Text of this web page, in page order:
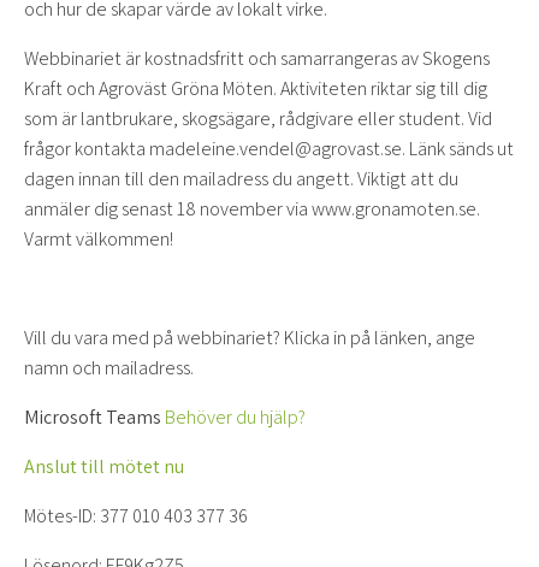
och hur de skapar värde av lokalt virke.
Webbinariet är kostnadsfritt och samarrangeras av Skogens
Kraft och Agroväst Gröna Möten. Aktiviteten riktar sig till dig
som är lantbrukare, skogsägare, rådgivare eller student. Vid
frågor kontakta madeleine.vendel@agrovast.se. Länk sänds ut
dagen innan till den mailadress du angett. Viktigt att du
anmäler dig senast 18 november via www.gronamoten.se.
Varmt välkommen!
Vill du vara med på webbinariet? Klicka in på länken, ange
namn och mailadress.
Microsoft Teams Behöver du hjälp?
Anslut till mötet nu
Mötes-ID: 377 010 403 377 36